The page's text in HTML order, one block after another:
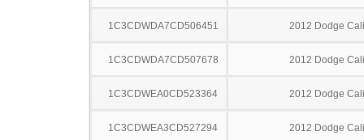
1C3CDWDA7CD506451 2012 Dodge
1C3CDWDA7CD507678 2012 Dodge
1C3CDWEA0CD523364 2012 Dodge
1C3CDWEA3CD527294 2012 Dodge